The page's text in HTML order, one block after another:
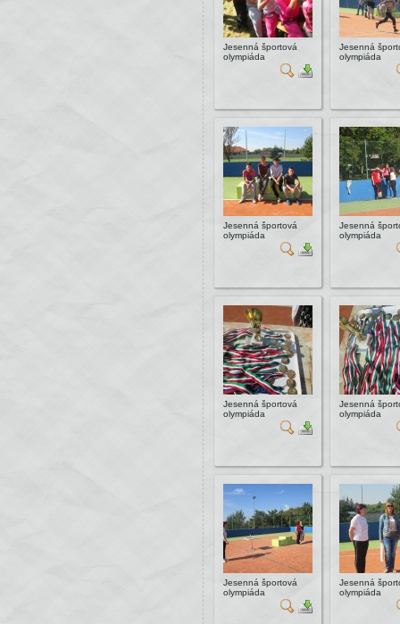
Jesenná športová
olympiáda
Jesenná
olympiáda
Jesenná športová
olympiáda
Jesenná
olympiáda
Jesenná športová
olympiáda
Jesenná
olympiáda
Jesenná športová
olympiáda
Jesenná
olympiáda